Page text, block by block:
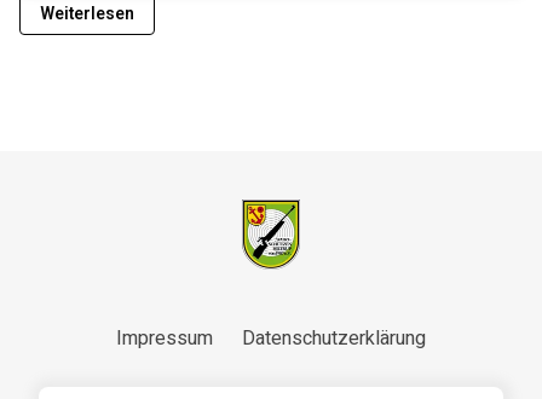
Weiterlesen
Impressum Datenschutzerklärung